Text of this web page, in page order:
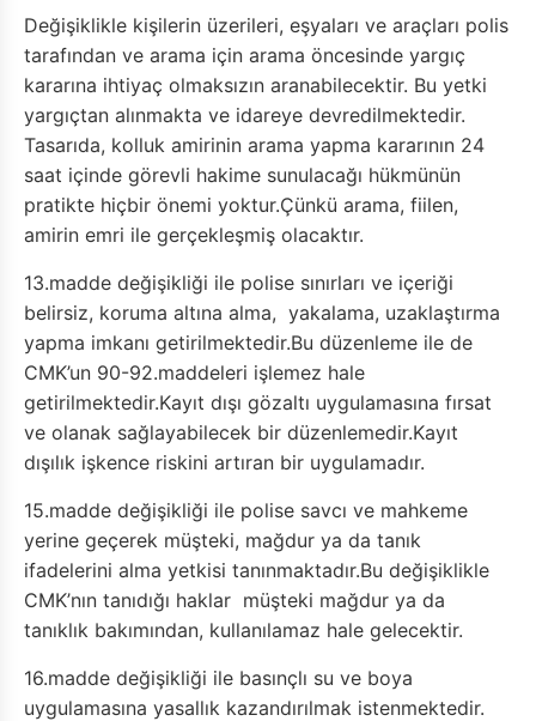
Değişiklikle kişilerin üzerileri, eşyaları ve araçları polis
tarafından ve arama için arama öncesinde yargıç
kararına ihtiyaç olmaksızın aranabilecektir. Bu yetki
yargıçtan alınmakta ve idareye devredilmektedir.
Tasarıda, kolluk amirinin arama yapma kararının 24
saat içinde görevli hakime sunulacağı hükmünün
pratikte hiçbir önemi yoktur.Çünkü arama, fiilen,
amirin emri ile gerçekleşmiş olacaktır.
13.madde değişikliği ile polise sınırları ve içeriği
belirsiz, koruma altına alma, yakalama, uzaklaştırma
yapma imkanı getirilmektedir.Bu düzenleme ile de
CMK’un 90-92.maddeleri işlemez hale
getirilmektedir.Kayıt dışı gözaltı uygulamasına fırsat
ve olanak sağlayabilecek bir düzenlemedir.Kayıt
dışılık işkence riskini artıran bir uygulamadır.
15.madde değişikliği ile polise savcı ve mahkeme
yerine geçerek müşteki, mağdur ya da tanık
ifadelerini alma yetkisi tanınmaktadır.Bu değişiklikle
CMK’nın tanıdığı haklar müşteki mağdur ya da
tanıklık bakımından, kullanılamaz hale gelecektir.
16.madde değişikliği ile basınçlı su ve boya
uygulamasına yasallık kazandırılmak istenmektedir.